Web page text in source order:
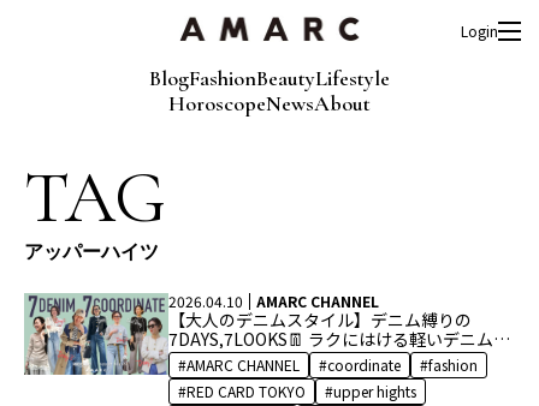
BlogFashionBeautyLifestyle
HoroscopeNewsAbout
Login
TAG
アッパーハイツ
2026.04.10 AMARC CHANNEL
【大人のデニムスタイル】デニム縛りの
7DAYS,7LOOKS👖 ラクにはける軽いデニム
で、理論派スタイリスト・⼤草直子がシーン
別にコーディネートをご紹介🙌
AMARC CHANNEL coordinate
fashion
RED CARD TOKYO
upper hights